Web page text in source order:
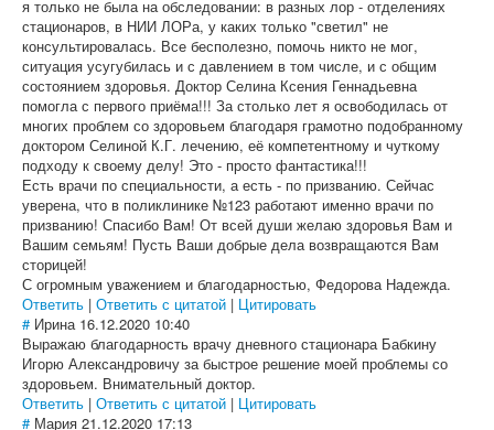
я только не была на обследовании: в разных лор - отделениях
стационаров, в НИИ ЛОРа, у каких только "светил" не
консультировалась. Все бесполезно, помочь никто не мог,
ситуация усугубилась и с давлением в том числе, и с общим
состоянием здоровья. Доктор Селина Ксения Геннадьевна
помогла с первого приёма!!! За столько лет я освободилась от
многих проблем со здоровьем благодаря грамотно подобранному
доктором Селиной К.Г. лечению, её компетентному и чуткому
подходу к своему делу! Это - просто фантастика!!!
Есть врачи по специальности, а есть - по призванию. Сейчас
уверена, что в поликлинике №123 работают именно врачи по
призванию! Спасибо Вам! От всей души желаю здоровья Вам и
Вашим семьям! Пусть Ваши добрые дела возвращаются Вам
сторицей!
С огромным уважением и благодарностью, Федорова Надежда.
Ответить | Ответить с цитатой | Цитировать
# Ирина 16.12.2020 10:40
Выражаю благодарность врачу дневного стационара Бабкину
Игорю Александровичу за быстрое решение моей проблемы со
здоровьем. Внимательный доктор.
Ответить | Ответить с цитатой | Цитировать
# Мария 21.12.2020 17:13